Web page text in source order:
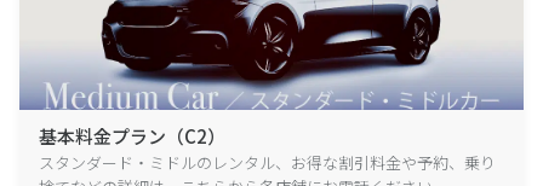
基本料金プラン（C2）
スタンダード・ミドルのレンタル、お得な割引料金や予約、乗り